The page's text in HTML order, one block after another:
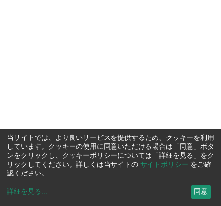
当サイトでは、より良いサービスを提供するため、クッキーを利用
しています。クッキーの使用に同意いただける場合は「同意」ボタ
ンをクリックし、クッキーポリシーについては「詳細を見る」をク
リックしてください。詳しくは当サイトの サイトポリシー をご確
認ください。
詳細を見る ... 同意